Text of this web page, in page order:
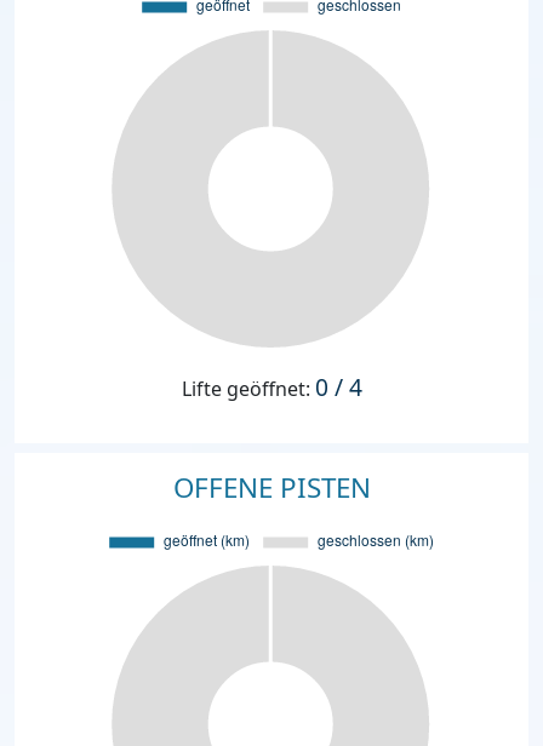
Lifte geöffnet: 0 / 4
OFFENE PISTEN